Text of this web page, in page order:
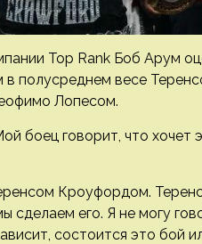
Top Rank Боб Арум
полусреднем весе
Лопесом.
боец говорит, что хочет
Кроуфордом.
сделаем его. Я не могу
состоится это бой